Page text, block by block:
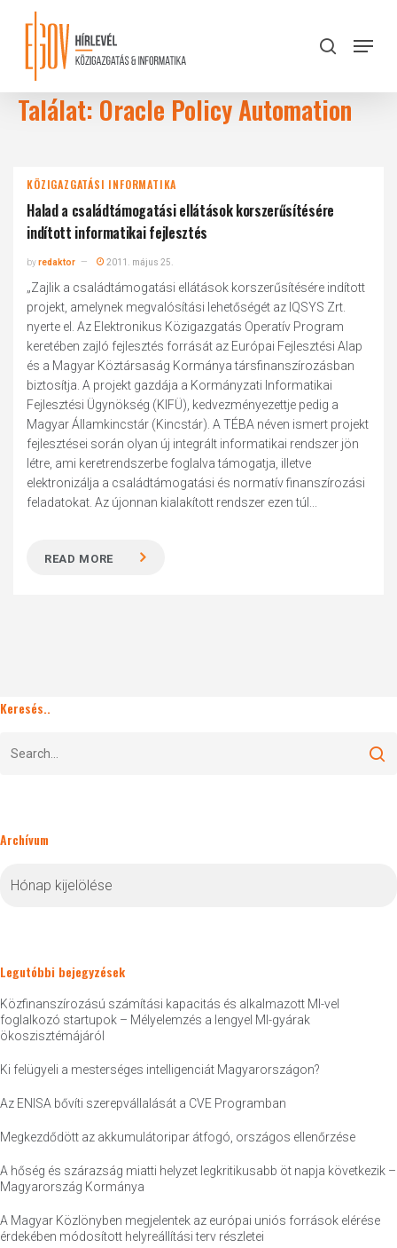
content
search
Menu
Találat: Oracle Policy Automation
KÖZIGAZGATÁSI INFORMATIKA
Halad a családtámogatási ellátások korszerűsítésére
indított informatikai fejlesztés
byredaktor 2011. május 25.
„Zajlik a családtámogatási ellátások korszerűsítésére indított
projekt, amelynek megvalósítási lehetőségét az IQSYS Zrt.
nyerte el. Az Elektronikus Közigazgatás Operatív Program
keretében zajló fejlesztés forrását az Európai Fejlesztési Alap
és a Magyar Köztársaság Kormánya társfinanszírozásban
biztosítja. A projekt gazdája a Kormányzati Informatikai
Fejlesztési Ügynökség (KIFÜ), kedvezményezettje pedig a
Magyar Államkincstár (Kincstár). A TÉBA néven ismert projekt
fejlesztései során olyan új integrált informatikai rendszer jön
létre, ami keretrendszerbe foglalva támogatja, illetve
elektronizálja a családtámogatási és normatív finanszírozási
feladatokat. Az újonnan kialakított rendszer ezen túl...
READ MORE
Keresés..
Archívum
Legutóbbi bejegyzések
Közfinanszírozású számítási kapacitás és alkalmazott MI-vel
foglalkozó startupok – Mélyelemzés a lengyel MI-gyárak
ökoszisztémájáról
Ki felügyeli a mesterséges intelligenciát Magyarországon?
Az ENISA bővíti szerepvállalását a CVE Programban
Megkezdődött az akkumulátoripar átfogó, országos ellenőrzése
A hőség és szárazság miatti helyzet legkritikusabb öt napja következik –
Magyarország Kormánya
A Magyar Közlönyben megjelentek az európai uniós források elérése
érdekében módosított helyreállítási terv részletei
Close